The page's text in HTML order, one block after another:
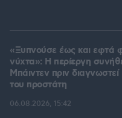
«Ξυπνούσε έως και εφτά
νύχτα»: Η περίεργη
Μπάιντεν πριν διαγνωστεί
του προστάτη
06.08.2026, 15:42